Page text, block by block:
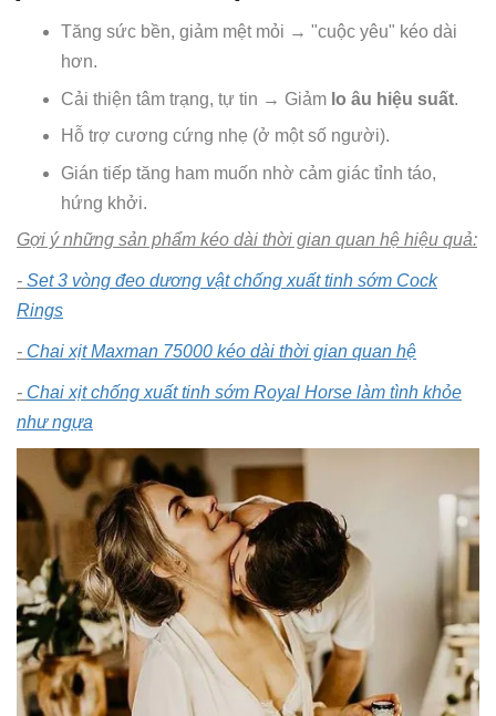
Tăng sức bền, giảm mệt mỏi → "cuộc yêu" kéo dài
hơn.
Cải thiện tâm trạng, tự tin → Giảm lo âu hiệu suất.
Hỗ trợ cương cứng nhẹ (ở một số người).
Gián tiếp tăng ham muốn nhờ cảm giác tỉnh táo,
hứng khởi.
Gợi ý những sản phẩm kéo dài thời gian quan hệ hiệu quả:
- Set 3 vòng đeo dương vật chống xuất tinh sớm Cock
Rings
- Chai xịt Maxman 75000 kéo dài thời gian quan hệ
- Chai xịt chống xuất tinh sớm Royal Horse làm tình khỏe
như ngựa